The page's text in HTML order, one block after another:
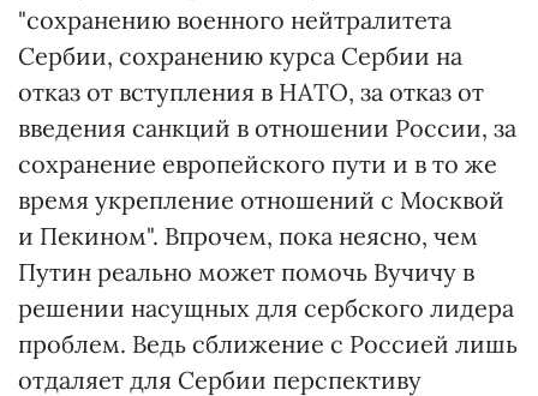
"сохранению военного нейтралитета
Сербии, сохранению курса Сербии на
отказ от вступления в НАТО, за отказ от
введения санкций в отношении России, за
сохранение европейского пути и в то же
время укрепление отношений с Москвой
и Пекином". Впрочем, пока неясно, чем
Путин реально может помочь Вучичу в
решении насущных для сербского лидера
проблем. Ведь сближение с Россией лишь
отдаляет для Сербии перспективу